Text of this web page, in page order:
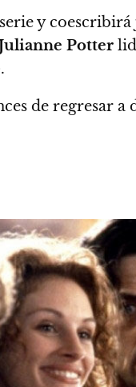
y coescribirá
Potter
de regresar